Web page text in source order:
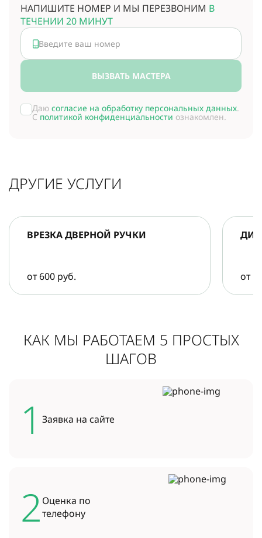
НАПИШИТЕ НОМЕР И МЫ ПЕРЕЗВОНИМ В
ТЕЧЕНИИ 20 МИНУТ
ВЫЗВАТЬ МАСТЕРА
Даю согласие на обработку персональных данных.
С политикой конфиденциальности ознакомлен.
ДРУГИЕ УСЛУГИ
ВРЕЗКА ДВЕРНОЙ РУЧКИ
от 600 руб. от
КАК МЫ РАБОТАЕМ 5 ПРОСТЫХ
ШАГОВ
1 Заявка на сайте
2 Оценка по
телефону